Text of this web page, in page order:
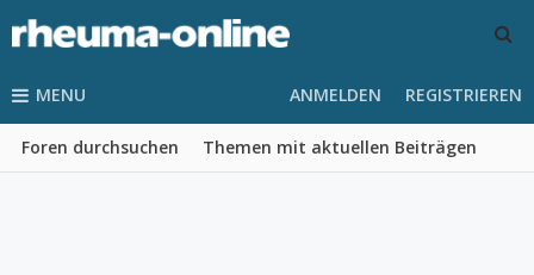
MENU
Foren durchsuchen Themen mit aktuellen Beiträgen
ANMELDEN REGISTRIEREN